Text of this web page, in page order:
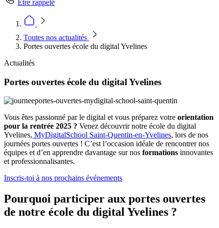
Être rappelé
Toutes nos actualités
Portes ouvertes école du digital Yvelines
Actualités
Portes ouvertes école du digital Yvelines
Vous êtes passionné par le digital et vous préparez votre orientation
pour la rentrée 2025 ? Venez découvrir notre école du digital
Yvelines, MyDigitalSchool Saint-Quentin-en-Yvelines, lors de nos
journées portes ouvertes ! C’est l’occasion idéale de rencontrer nos
équipes et d’en apprendre davantage sur nos formations innovantes
et professionnalisantes.
Inscris-toi à nos prochains événements
Pourquoi participer aux portes ouvertes
de notre école du digital Yvelines ?